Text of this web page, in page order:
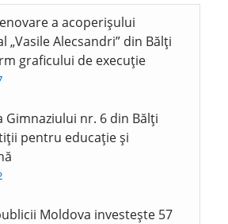
a acoperișului
„Vasile Alecsandri” din Bălți
graficului de execuție
Gimnaziului nr. 6 din Bălți
pentru educație și
Moldova investește 57